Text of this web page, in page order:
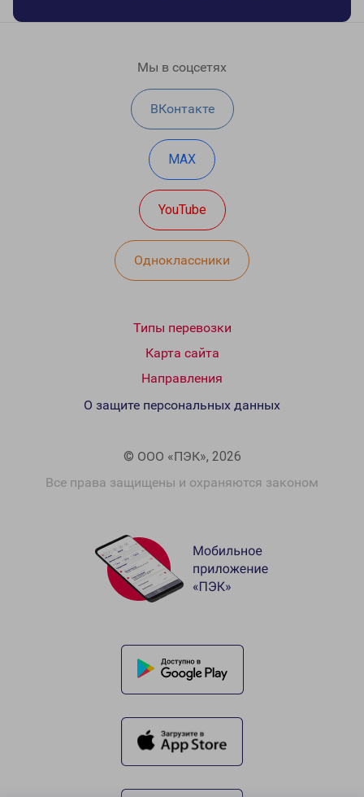
Мы в соцсетях
ВКонтакте
MAX
YouTube
Одноклассники
Типы перевозки
Карта сайта
Направления
© ООО «ПЭК», 2026
Все права защищены и охраняются законом
О защите персональных данных